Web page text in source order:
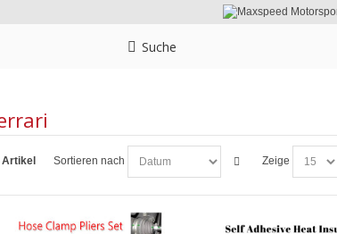
Suche
Artikel Sortieren nach Zeige